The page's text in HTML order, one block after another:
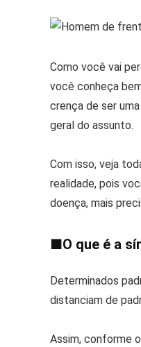
Como você vai
você conheça
crença de ser
geral do assunto.
Com isso, veja
realidade, pois
doença, mais
■O que é a
Determinados
distanciam de
Assim, conforme